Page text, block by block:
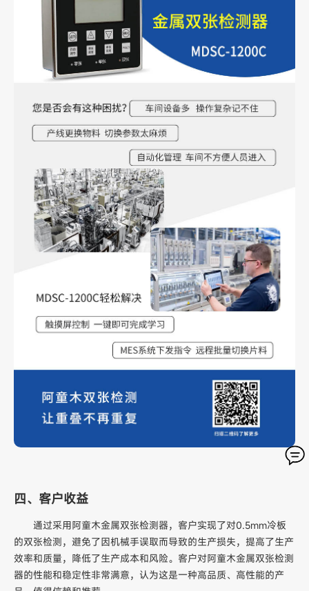
四、客户收益
通过采用阿童木金属双张检测器，客户实现了对0.5mm冷板
的双张检测，避免了因机械手误取而导致的生产损失，提高了生产
效率和质量，降低了生产成本和风险。客户对阿童木金属双张检测
器的性能和稳定性非常满意，认为这是一种高品质、高性能的产